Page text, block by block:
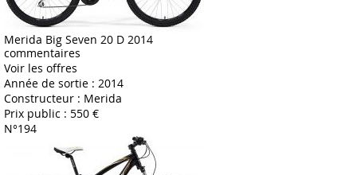
Merida Big Seven 20 D 2014
commentaires
Voir les offres
Année de sortie : 2014
Constructeur : Merida
Prix public : 550 €
N°194